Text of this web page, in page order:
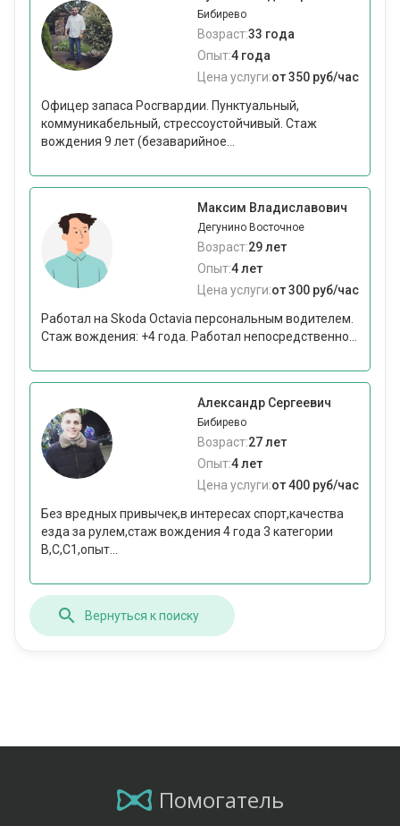
Бибирево
Возраст:33 года
Опыт:4 года
Цена услуги:от 350 руб/час
Офицер запаса Росгвардии. Пунктуальный,
коммуникабельный, стрессоустойчивый. Стаж
вождения 9 лет (безаварийное...
Максим Владиславович
Дегунино Восточное
Возраст:29 лет
Опыт:4 лет
Цена услуги:от 300 руб/час
Работал на Skoda Octavia персональным водителем.
Стаж вождения: +4 года. Работал непосредственно...
Александр Сергеевич
Бибирево
Возраст:27 лет
Опыт:4 лет
Цена услуги:от 400 руб/час
Без вредных привычек,в интересах спорт,качества
езда за рулем,стаж вождения 4 года 3 категории
B,C,C1,опыт...
Вернуться к поиску
Помогатель